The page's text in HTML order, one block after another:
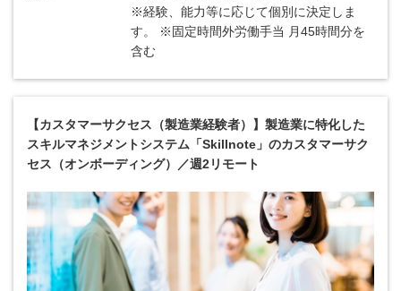
※経験、能力等に応じて個別に決定しま
す。 ※固定時間外労働手当 月45時間分を
含む
【カスタマーサクセス（製造業経験者）】製造業に特化した
スキルマネジメントシステム「Skillnote」のカスタマーサク
セス（オンボーディング）／週2リモート